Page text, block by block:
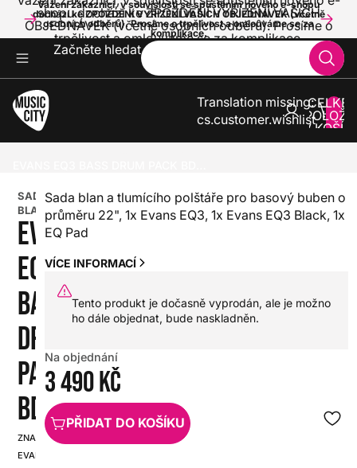
Vážení zákazníci, v souvislosti se spuštěním nového e-shopu
dochází ke ZPOŽDĚNÍ VYŘÍZENÍ VAŠICH OBJEDNÁVEK (včetně
osobních odběrů). Prosíme o trpělivost a omlouváme se za
komplikace.
shopu dochází ke ZPOŽDĚNÍ VYŘÍZENÍ VAŠICH
OBJEDNÁVEK (včetně osobních odběrů). Prosíme o
trpělivost a omlouváme se za komplikace.
Začněte hledat
Translation missing:
cs.customer.wishlist
V
0
SADA
BLAN
EVANS
EQ3
BASS
DRUM
PACK
BD22B3
ZNAČKA:
EVANS
Sada blan a tlumícího polštáře pro basový buben o
průměru 22", 1x Evans EQ3, 1x Evans EQ3 Black, 1x
EQ Pad
VÍCE INFORMACÍ
Tento produkt je dočasně vyprodán, ale je možno
ho dále objednat, bude naskladněn.
Na objednání
3 490 Kč
PŘIDAT DO KOŠÍKU